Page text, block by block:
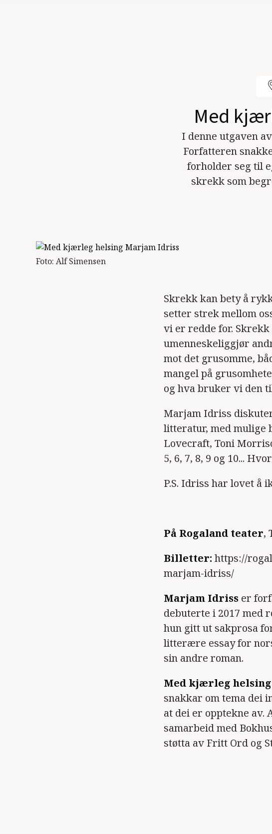
Med
I denne utgaven
Forfatteren
forholder seg til
skrekk som
Foto: Alf Simensen
Skrekk kan bety å
setter strek mellom
vi er redde for.
umenneskeliggjør
mot det grusomme,
mangel på
og hva bruker vi den
Marjam Idriss
litteratur, med mulige
Lovecraft, Toni
5, 6, 7, 8, 9 og 10...
P.S. Idriss har lovet å
På Rogaland teater,
Billetter: https://
marjam-idriss/
Marjam Idriss er
debuterte i 2017 med
hun gitt ut sakprosa
litterære essay for
sin andre roman.
Med kjærleg helsing
snakkar om tema dei
at dei er opptekne av.
samarbeid med
støtta av Fritt Ord og